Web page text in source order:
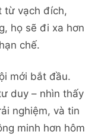
từ vạch đích,
họ sẽ đi xa hơn
chế.
mới bắt đầu.
duy – nhìn thấy
nghiệm, và tin
minh hơn hôm